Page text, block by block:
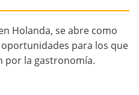
Holanda, se abre como
para los que
por la gastronomía.